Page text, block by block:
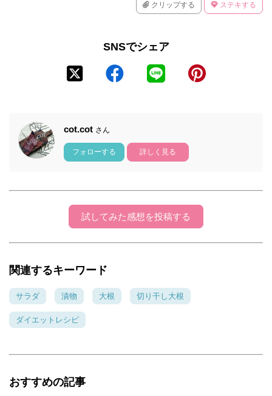
クリップする ステキする
SNSでシェア
cot.cot さん
フォローする 詳しく見る
試してみた感想を投稿する
関連するキーワード
サラダ 漬物 大根 切り干し大根
ダイエットレシピ
おすすめの記事